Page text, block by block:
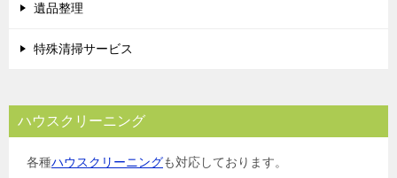
遺品整理
特殊清掃サービス
ハウスクリーニング
各種ハウスクリーニングも対応しております。